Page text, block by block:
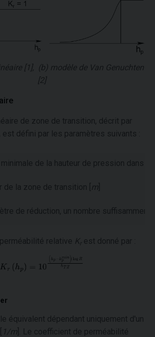
[1], (b) modèle de Van Genuchten
[2]
de zone de transition, décrit par
défini par les paramètres suivants :
de la hauteur de pression dans
de la zone de transition [ m
de réduction, un nombre suffisamment
relative Kr est donné par :
équivalent dépendant uniquement d'un
1/m ]. Le coefficient de perméabilité